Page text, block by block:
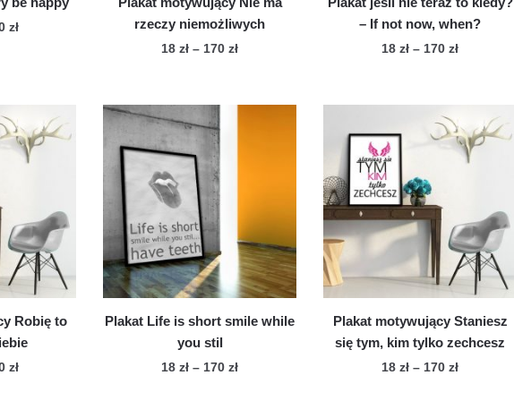
złZakres
170 zł
rzeczy niemożliwych
18zł – 170złZakres
18 zł
produkt
ma
wiele
wariantów.
Opcje
można
wybrać
na
stronie
produktu
– If not now, when?
18zł – 170złZakres
do
170 zł
produkt
ma
wariantów.
Opcje
można
wybrać
na
stronie
produktu
Robię to
złZakres
Plakat Life is short smile while
you stil
18zł – 170złZakres
Plakat motywujący Staniesz
się tym, kim tylko zechcesz
18zł – 170złZakres